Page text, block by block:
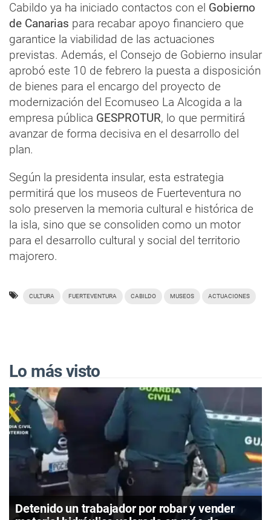
Cabildo ya ha iniciado contactos con el Gobierno
de Canarias para recabar apoyo financiero que
garantice la viabilidad de las actuaciones
previstas. Además, el Consejo de Gobierno insular
aprobó este 10 de febrero la puesta a disposición
de bienes para el encargo del proyecto de
modernización del Ecomuseo La Alcogida a la
empresa pública GESPROTUR, lo que permitirá
avanzar de forma decisiva en el desarrollo del
plan.
Según la presidenta insular, esta estrategia
permitirá que los museos de Fuerteventura no
solo preserven la memoria cultural e histórica de
la isla, sino que se consoliden como un motor
para el desarrollo cultural y social del territorio
majorero.
CULTURA FUERTEVENTURA CABILDO MUSEOS ACTUACIONES
Lo más visto
Detenido un trabajador por robar y vender